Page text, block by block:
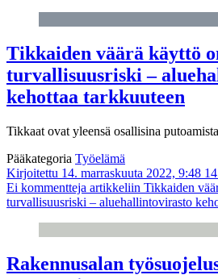
Tikkaiden väärä käyttö
turvallisuusriski –
kehottaa tarkkuuteen
Tikkaat ovat yleensä osallisina
Pääkategoria Työelämä
Kirjoitettu 14. marraskuuta 2022, 9:48
Ei kommentteja artikkeliin Tikkaiden
turvallisuusriski – aluehallintovirasto
Rakennusalan